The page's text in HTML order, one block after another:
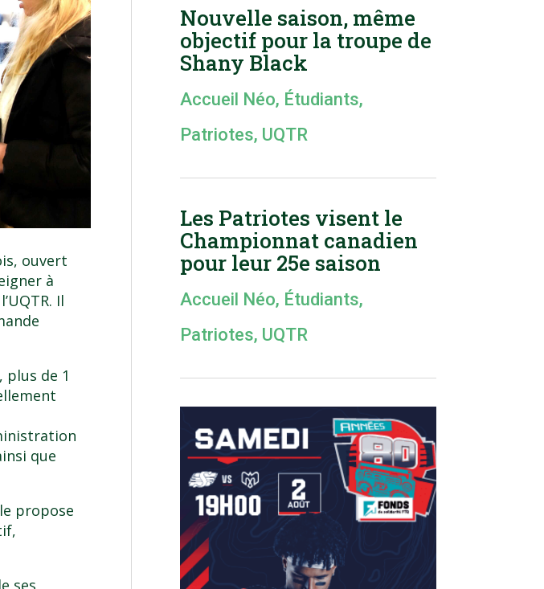
ouvert
à
Il
plus de 1
que
propose
ses
Nouvelle saison, même
objectif pour la troupe de
Shany Black
Accueil Néo, Étudiants,
Patriotes, UQTR
Les Patriotes visent le
Championnat canadien
pour leur 25e saison
Accueil Néo, Étudiants,
Patriotes, UQTR